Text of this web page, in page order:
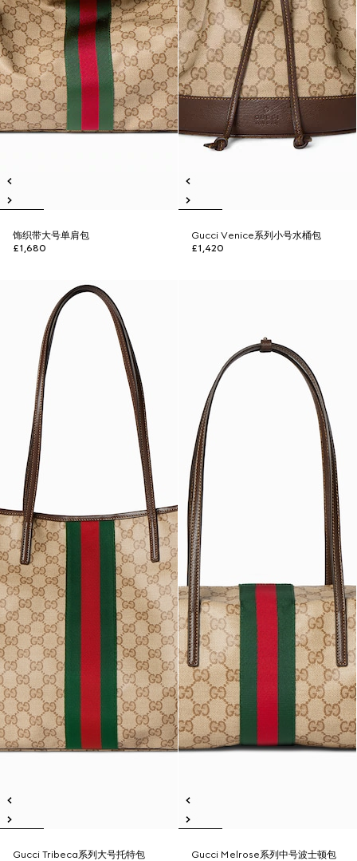
饰织带大号单肩包
£1,680
Gucci Venice系列小号水桶包
£1,420
Gucci Tribeca系列大号托特包
Gucci Melrose系列中号波士顿包